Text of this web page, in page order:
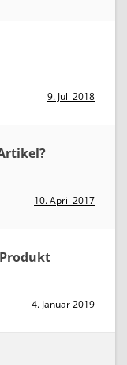
9. Juli 2018
10. April 2017
4. Januar 2019